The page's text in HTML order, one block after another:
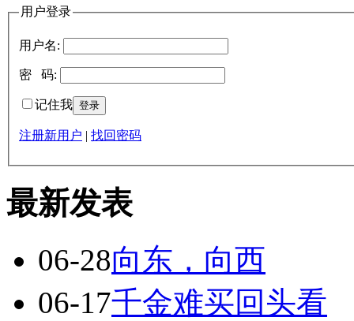
用户登录
用户名:
密 码:
记住我
注册新用户 | 找回密码
最新发表
06-28向东，向西
06-17千金难买回头看